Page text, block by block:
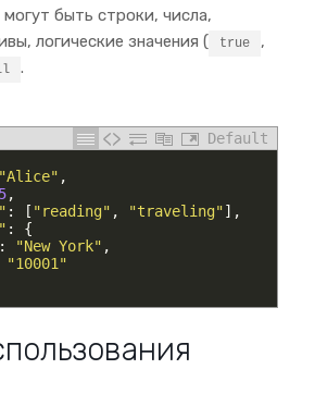
быть строки, числа,
логические значения (
true ,
.
Default
"Alice" ,
,
: [ "reading" , "traveling"] ,
:
{
: "New York" ,
"10001"